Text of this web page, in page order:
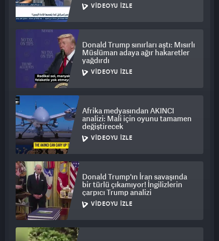
VIDEOYU İZLE
Donald Trump sınırları aştı: Mısırlı
Müslüman adaya ağır hakaretler
yağdırdı
VIDEOYU İZLE
Afrika medyasından AKINCI
analizi: Mali için oyunu tamamen
değiştirecek
VIDEOYU İZLE
Donald Trump'ın İran savaşında
bir türlü çıkamıyor! İngilizlerin
çarpıcı Trump analizi
VIDEOYU İZLE